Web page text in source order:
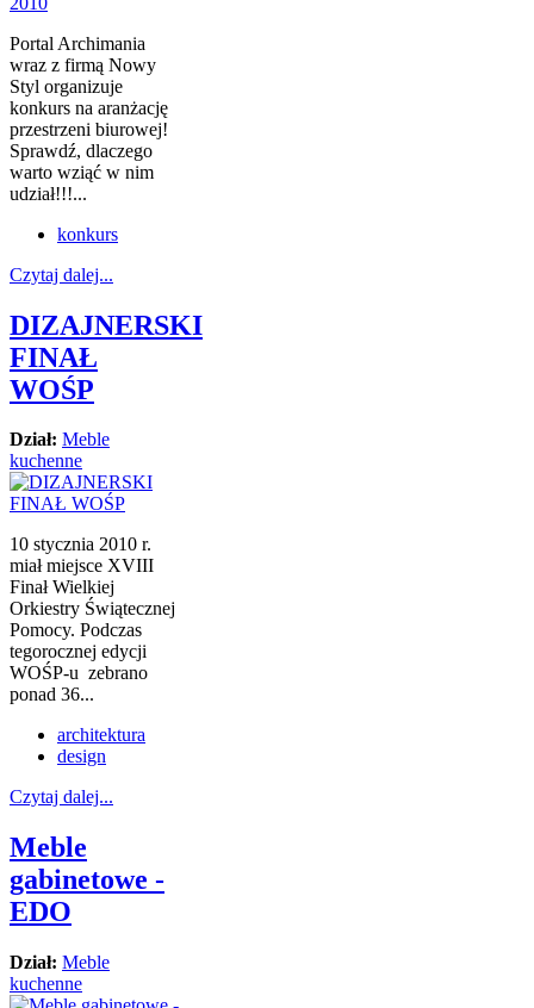
Portal Archimania
wraz z firmą Nowy
Styl organizuje
konkurs na aranżację
przestrzeni biurowej!
Sprawdź, dlaczego
warto wziąć w nim
udział!!!...
konkurs
Czytaj dalej...
DIZAJNERSKI
FINAŁ
WOŚP
Dział: Meble
kuchenne
10 stycznia 2010 r.
miał miejsce XVIII
Finał Wielkiej
Orkiestry Świątecznej
Pomocy. Podczas
tegorocznej edycji
WOŚP-u zebrano
ponad 36...
architektura
design
Czytaj dalej...
Meble
gabinetowe -
EDO
Dział: Meble
kuchenne